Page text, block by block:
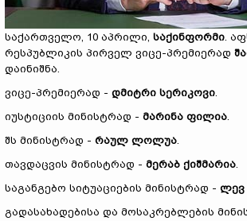
საქართველო, 10 აპრილი, საქინფორმი.
რესპუბლიკის პირველ ვიცე-პრემიერად
დაინიშნა.
ვიცე-პრემიერად - დმიტრი სერიკოვი.
იუსტიციის მინისტრად - მარინა ფილია.
შს მინისტრად - რაულ ლოლუა.
თავდაცვის მინისტრად - მერაბ ქიშმარია.
საგანგებო სიტუაციების მინისტრად - ლევ
გადასახადებისა და მოსაკრებლების